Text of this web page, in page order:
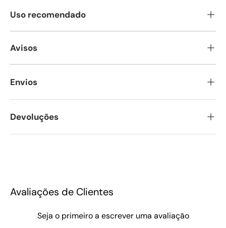
Uso recomendado
Avisos
Envios
Devoluções
Avaliações de Clientes
Seja o primeiro a escrever uma avaliação